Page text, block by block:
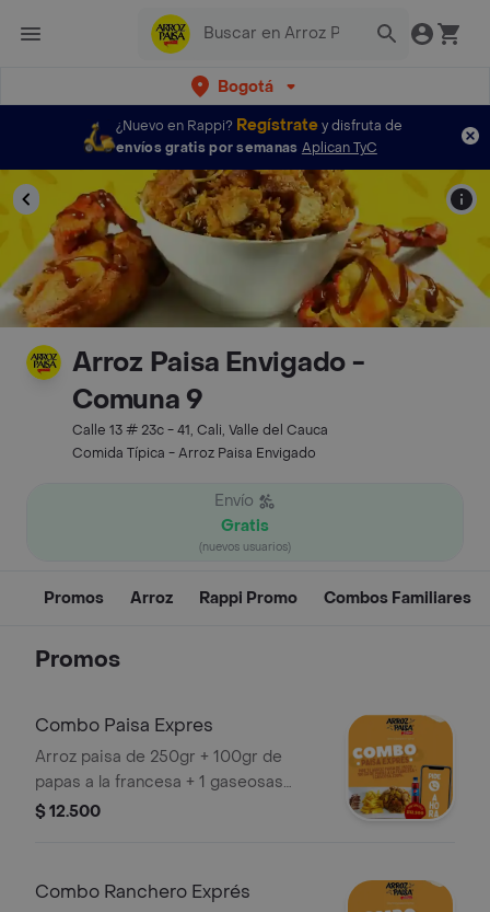
Bogotá
¿Nuevo en Rappi? Regístratey disfruta de
envíos gratis por semanas Aplican TyC
Arroz Paisa Envigado -
Comuna 9
Calle 13 # 23c - 41, Cali, Valle del Cauca
Comida Típica - Arroz Paisa Envigado
Envío
Gratis
(nuevos usuarios)
Promos Arroz Rappi Promo Combos Familiares
Promos
Combo Paisa Expres
Arroz paisa de 250gr + 100gr de
papas a la francesa + 1 gaseosas
250ml.
$ 12.500
Combo Ranchero Exprés